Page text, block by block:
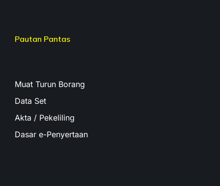
Pautan Pantas
Muat Turun Borang
Data Set
Akta / Pekeliling
Dasar e-Penyertaan